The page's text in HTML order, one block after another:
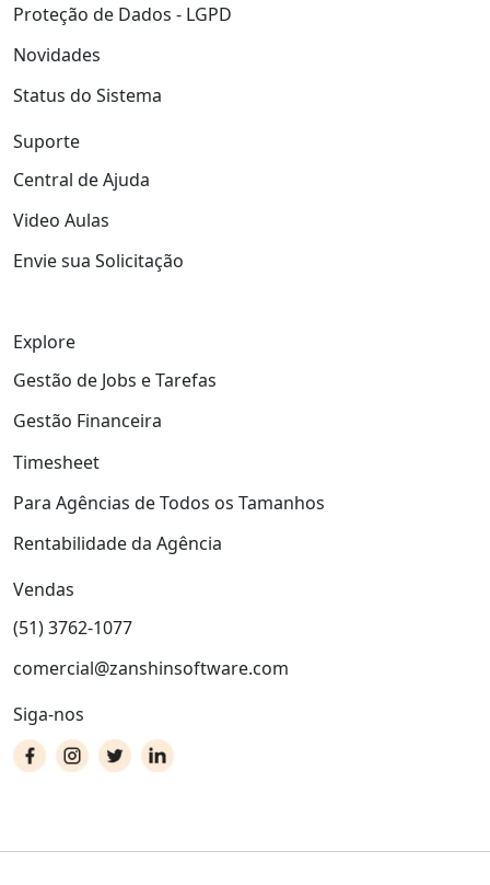
Proteção de Dados - LGPD
Novidades
Status do Sistema
Suporte
Central de Ajuda
Video Aulas
Envie sua Solicitação
Explore
Gestão de Jobs e Tarefas
Gestão Financeira
Timesheet
Para Agências de Todos os Tamanhos
Rentabilidade da Agência
Vendas
(51) 3762-1077
comercial@zanshinsoftware.com
Siga-nos